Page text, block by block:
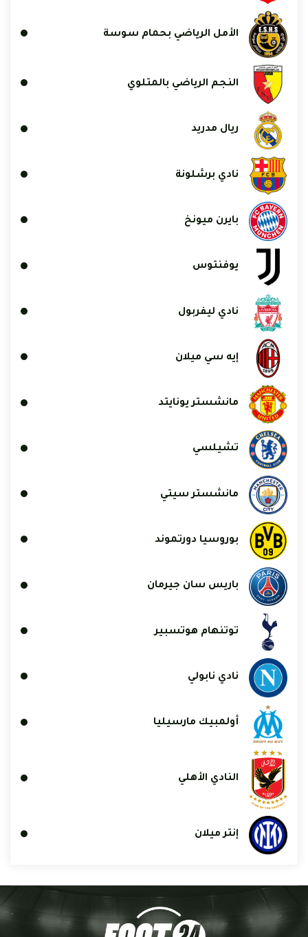
الأمل الرياضي بحمام سوسة
النجم الرياضي بالمتلوي
ريال مدريد
نادي برشلونة
بايرن ميونخ
يوفنتوس
نادي ليفربول
إيه سي ميلان
مانشستر يونايتد
تشيلسي
مانشستر سيتي
بوروسيا دورتموند
باريس سان جيرمان
توتنهام هوتسبير
نادي نابولي
أولمبيك مارسيليا
النادي الأهلي
إنتر ميلان